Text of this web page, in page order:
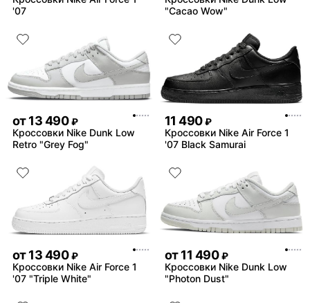
'07
"Cacao Wow"
от13 490 ₽
Кроссовки Nike Dunk Low
Retro "Grey Fog"
11 490 ₽
Кроссовки Nike Air Force 1
'07 Black Samurai
от13 490 ₽
Кроссовки Nike Air Force 1
'07 "Triple White"
от11 490 ₽
Кроссовки Nike Dunk Low
"Photon Dust"